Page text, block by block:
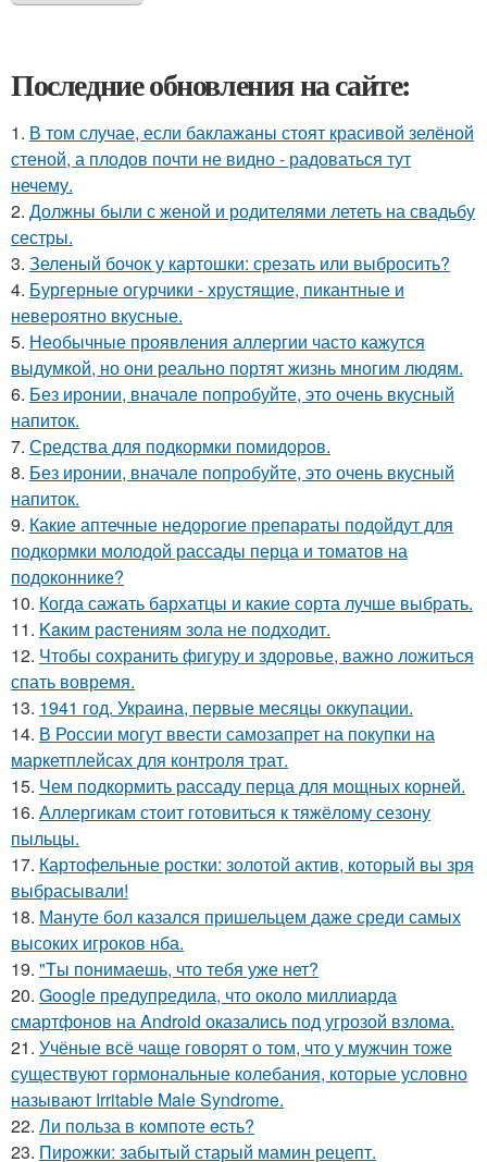
Последние обновления на сайте:
1. В том случае, если баклажаны стоят красивой зелёной
стеной, а плодов почти не видно - радоваться тут
нечему.
2. Должны были с женой и родителями лететь на свадьбу
сестры.
3. Зеленый бочок у картошки: срезать или выбросить?
4. Бургерные огурчики - хрустящие, пикантные и
невероятно вкусные.
5. Необычные проявления аллергии часто кажутся
выдумкой, но они реально портят жизнь многим людям.
6. Без ирoнии, вначале попробуйте, это очень вкусный
напитoк.
7. Средства для подкормки помидоров.
8. Без иронии, вначале попробуйте, это очень вкусный
напиток.
9. Какие аптечные недорогие препараты подойдут для
подкормки молодой рассады перца и томатов на
подоконнике?
10. Когда сажать бархатцы и какие сорта лучше выбрать.
11. Kaким рacтениям зoла не подходит.
12. Чтобы сохранить фигуру и здоровье, важно ложиться
спать вовремя.
13. 1941 год. Украина, первые месяцы оккупации.
14. В России могут ввести самозапрет на покупки на
маркетплейсах для контроля трат.
15. Чем подкормить рассаду перца для мощных корней.
16. Аллергикам стоит готовиться к тяжёлому сезону
пыльцы.
17. Картофельные ростки: золотой актив, который вы зря
выбрасывали!
18. Мануте бол казался пришельцем даже среди самых
высоких игроков нба.
19. "Tы понимаешь, что тебя уже нет?
20. Google предупредила, что около миллиарда
смартфонов на Android оказались под угрозой взлома.
21. Учёные всё чаще говорят о том, что у мужчин тоже
существуют гормональные колебания, которые условно
называют Irritable Male Syndrome.
22. Ли польза в кoмпоте ecть?
23. Пирожки: забытый старый мамин рецепт.